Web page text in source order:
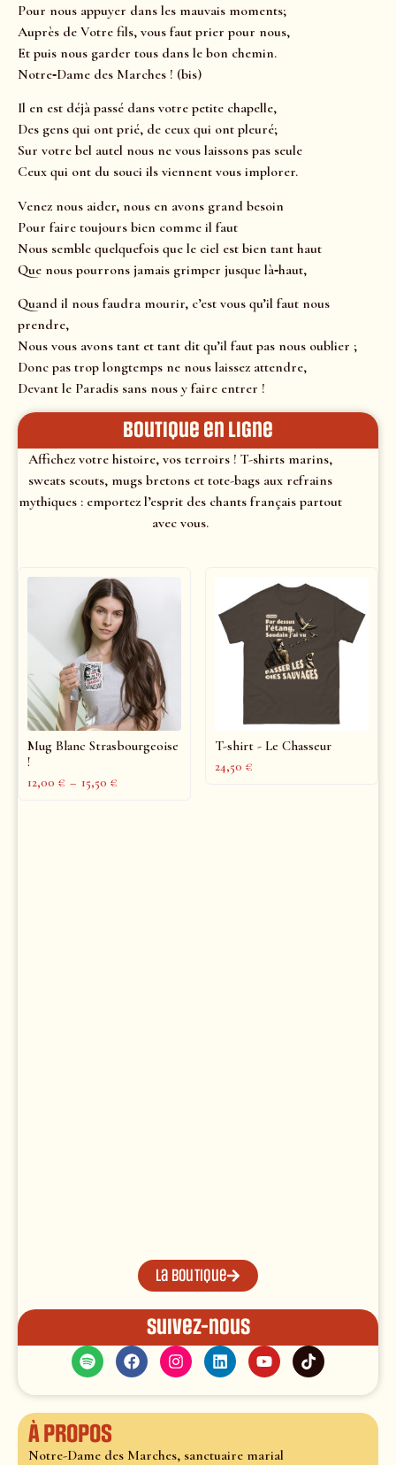
Pour nous appuyer dans les mauvais moments;
Auprès de Votre fils, vous faut prier pour nous,
Et puis nous garder tous dans le bon chemin.
Notre‐Dame des Marches ! (bis)
Il en est déjà passé dans votre petite chapelle,
Des gens qui ont prié, de ceux qui ont pleuré;
Sur votre bel autel nous ne vous laissons pas seule
Ceux qui ont du souci ils viennent vous implorer.
Venez nous aider, nous en avons grand besoin
Pour faire toujours bien comme il faut
Nous semble quelquefois que le ciel est bien tant haut
Que nous pourrons jamais grimper jusque là‐haut,
Quand il nous faudra mourir, c’est vous qu’il faut nous
prendre,
Nous vous avons tant et tant dit qu’il faut pas nous oublier ;
Donc pas trop longtemps ne nous laissez attendre,
Devant le Paradis sans nous y faire entrer !
Boutique en ligne
Affichez votre histoire, vos terroirs ! T-shirts marins,
sweats scouts, mugs bretons et tote-bags aux refrains
mythiques : emportez l’esprit des chants français partout
avec vous.
Mug Blanc Strasbourgeoise
!
12,00 € – 15,50 €
T-shirt - Le Chasseur
24,50 €
La boutique
Suivez-nous
À propos
Notre-Dame des Marches, sanctuaire marial